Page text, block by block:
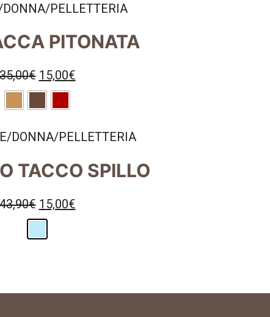
DONNA/PELLETTERIA
PITONATA
€ 15,00€
/DONNA/PELLETTERIA
TACCO SPILLO
€ 15,00€